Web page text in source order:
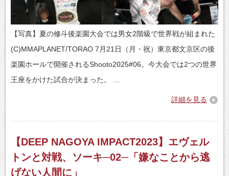
【写真】夏の修斗後楽園大会では男女2階級で世界戦が組まれた
(C)MMAPLANET/TORAO 7月21日（月・祝）東京都文京区の後
楽園ホールで開催されるShooto2025#06。今大会では2つの世界
王座をかけた試合が決まった。 …
詳細を見る
【DEEP NAGOYA IMPACT2023】エヴェル
トンと対戦、ソーキ─02─「嫌なことから逃
げない人間に」